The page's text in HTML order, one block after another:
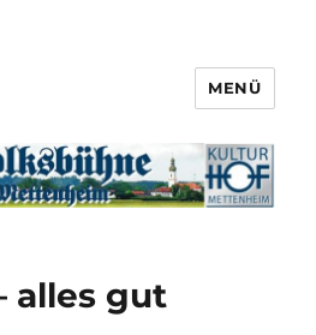
MENÜ
alles gut